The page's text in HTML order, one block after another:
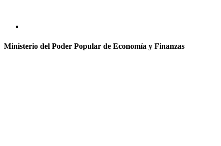
Ministerio del Poder Popular de Economía y Finanzas